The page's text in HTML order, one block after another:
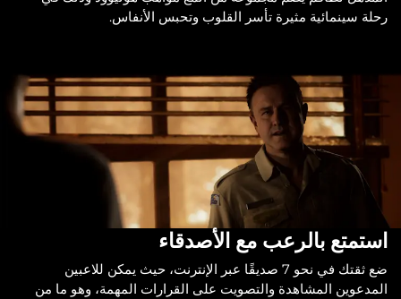
رحلة سينمائية مثيرة تأسر القلوب وتحبس الأنفاس.
استمتع بالرعب مع الأصدقاء
ضع ثقتك في نحو 7 صديقًا عبر الإنترنت، حيث يمكن للاعبين
المدعوين المشاهدة والتصويت على القرارات المهمة، وهو ما من